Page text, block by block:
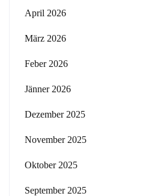
April 2026
März 2026
Feber 2026
Jänner 2026
Dezember 2025
November 2025
Oktober 2025
September 2025